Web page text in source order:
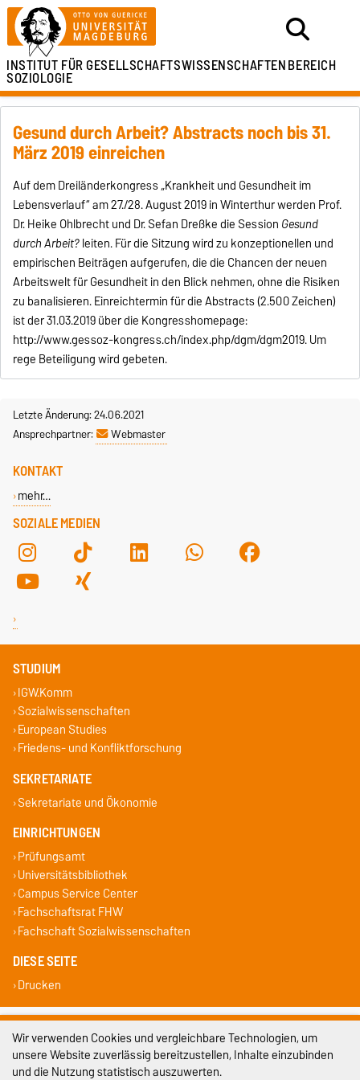
INSTITUT FÜRGESELLSCHAFTSWISSENSCHAFTENBEREICH
SOZIOLOGIE
Gesund durch Arbeit? Abstracts noch bis 31.
März 2019 einreichen
Auf dem Dreiländerkongress „Krankheit und Gesundheit im
Lebensverlauf“ am 27./28. August 2019 in Winterthur werden Prof.
Dr. Heike Ohlbrecht und Dr. Sefan Dreßke die Session Gesund
durch Arbeit?leiten. Für die Sitzung wird zu konzeptionellen und
empirischen Beiträgen aufgerufen, die die Chancen der neuen
Arbeitswelt für Gesundheit in den Blick nehmen, ohne die Risiken
zu banalisieren. Einreichtermin für die Abstracts (2.500 Zeichen)
ist der 31.03.2019 über die Kongresshomepage:
http://www.gessoz-kongress.ch/index.php/dgm/dgm2019. Um
rege Beteiligung wird gebeten.
Letzte Änderung: 24.06.2021
Ansprechpartner:
Webmaster
SOZIALE MEDIEN
KONTAKT
mehr…
STUDIUM
IGW.Komm
Sozialwissenschaften
European Studies
Friedens- und Konfliktforschung
SEKRETARIATE
Sekretariate und Ökonomie
EINRICHTUNGEN
Prüfungsamt
Universitätsbibliothek
Campus Service Center
Fachschaftsrat FHW
Fachschaft Sozialwissenschaften
DIESE SEITE
Drucken
Impressum
Datenschutz
Wir verwenden Cookies und vergleichbare Technologien, um
unsere Website zuverlässig bereitzustellen, Inhalte einzubinden
und die Nutzung statistisch auszuwerten.